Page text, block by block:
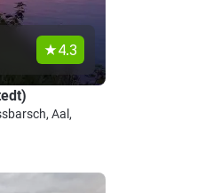
4.3
Aal,